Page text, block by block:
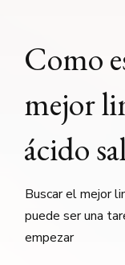
Como
mejor
ácido
Buscar el mejor
puede ser una
empezar